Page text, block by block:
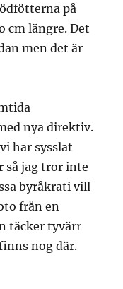
på
cm längre. Det
men det är
nya direktiv.
har sysslat
så jag tror inte
byråkrati vill
från en
täcker tyvärr
nog där.